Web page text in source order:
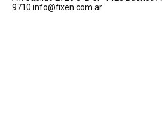
9710 info@fixen.com.ar